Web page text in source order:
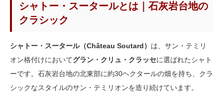
シャトー・スータールとは｜石灰岩台地の
クラシック
シャトー・スータール（Château Soutard） は、サン・テミリ
オン格付けにおいてグラン・クリュ・クラッセに選ばれたシャト
ーです。石灰岩台地の北東部に約30ヘクタールの畑を持ち、クラ
シックなスタイルのサン・テミリオンを造り続けています。